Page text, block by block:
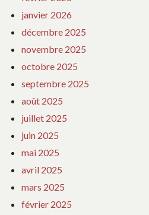
janvier 2026
décembre 2025
novembre 2025
octobre 2025
septembre 2025
août 2025
juillet 2025
juin 2025
mai 2025
avril 2025
mars 2025
février 2025